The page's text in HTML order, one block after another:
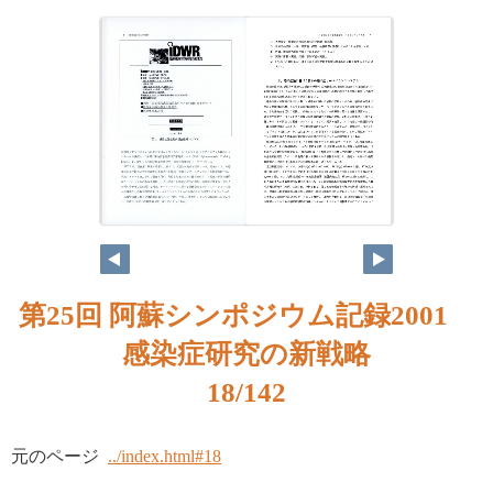
第25回 阿蘇シンポジウム記録2001
感染症研究の新戦略
18/142
元のページ ../index.html#18